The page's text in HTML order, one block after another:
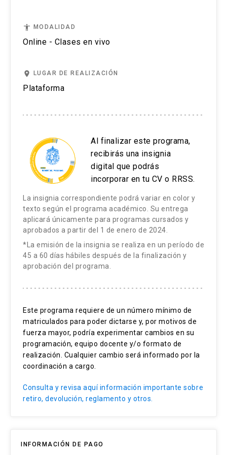
de una forma más fluida, en caso de
ser necesario.
se tratará en la siguiente clase, y nos
despedimos de los alumnos.
12. Evaluación y revisión de trabajos
Evaluación de los aprendizajes
Los alumnos realizarán 3 historias fotográficas
accessibility MODALIDAD
Online - Clases en vivo
place LUGAR DE REALIZACIÓN
Plataforma
Al finalizar este programa,
recibirás una insignia
digital que podrás
incorporar en tu CV o RRSS.
La insignia correspondiente podrá variar en color y
texto según el programa académico. Su entrega
aplicará únicamente para programas cursados y
aprobados a partir del 1 de enero de 2024.
*La emisión de la insignia se realiza en un período de
45 a 60 días hábiles después de la finalización y
aprobación del programa.
Este programa requiere de un número mínimo de
matriculados para poder dictarse y, por motivos de
fuerza mayor, podría experimentar cambios en su
programación, equipo docente y/o formato de
realización. Cualquier cambio será informado por la
coordinación a cargo.
Consulta y revisa aquí información importante sobre
retiro, devolución, reglamento y otros.
INFORMACIÓN DE PAGO